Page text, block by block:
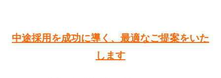
中途採用を成功に導く、 最適なご提案をいた
します